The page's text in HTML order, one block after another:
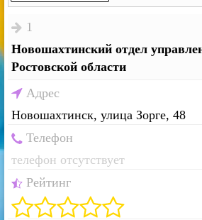
1
Новошахтинский отдел
Ростовской области
Адрес
Новошахтинск, улица Зорге, 48
Телефон
телефон отсутствует
Рейтинг